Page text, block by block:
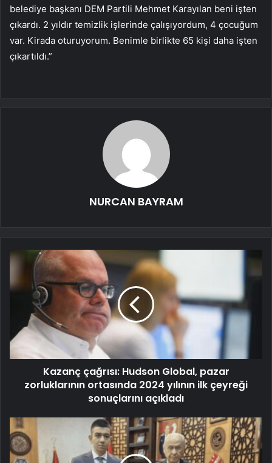
belediye başkanı DEM Partili Mehmet Karayılan beni işten
çıkardı. 2 yıldır temizlik işlerinde çalışıyordum, 4 çocuğum
var. Kirada oturuyorum. Benimle birlikte 65 kişi daha işten
çıkartıldı.”
NURCAN BAYRAM
Kazanç çağrısı: Hudson Global, pazar
zorluklarının ortasında 2024 yılının ilk çeyreği
sonuçlarını açıkladı